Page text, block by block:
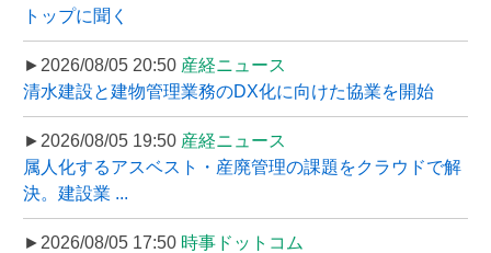
トップに聞く
►2026/08/05 20:50 産経ニュース
清水建設と建物管理業務のDX化に向けた協業を開始
►2026/08/05 19:50 産経ニュース
属人化するアスベスト・産廃管理の課題をクラウドで解
決。建設業 ...
►2026/08/05 17:50 時事ドットコム